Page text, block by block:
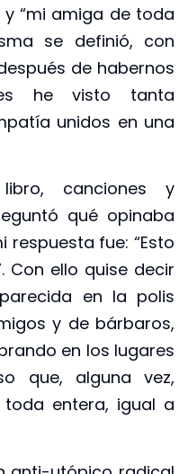
“mi amiga de toda
se definió, con
de habernos
he visto tanta
unidos en una
canciones y
qué opinaba
respuesta fue: “Esto
Con ello quise decir
en la polis
y de bárbaros,
en los lugares
que, alguna vez,
entera, igual a